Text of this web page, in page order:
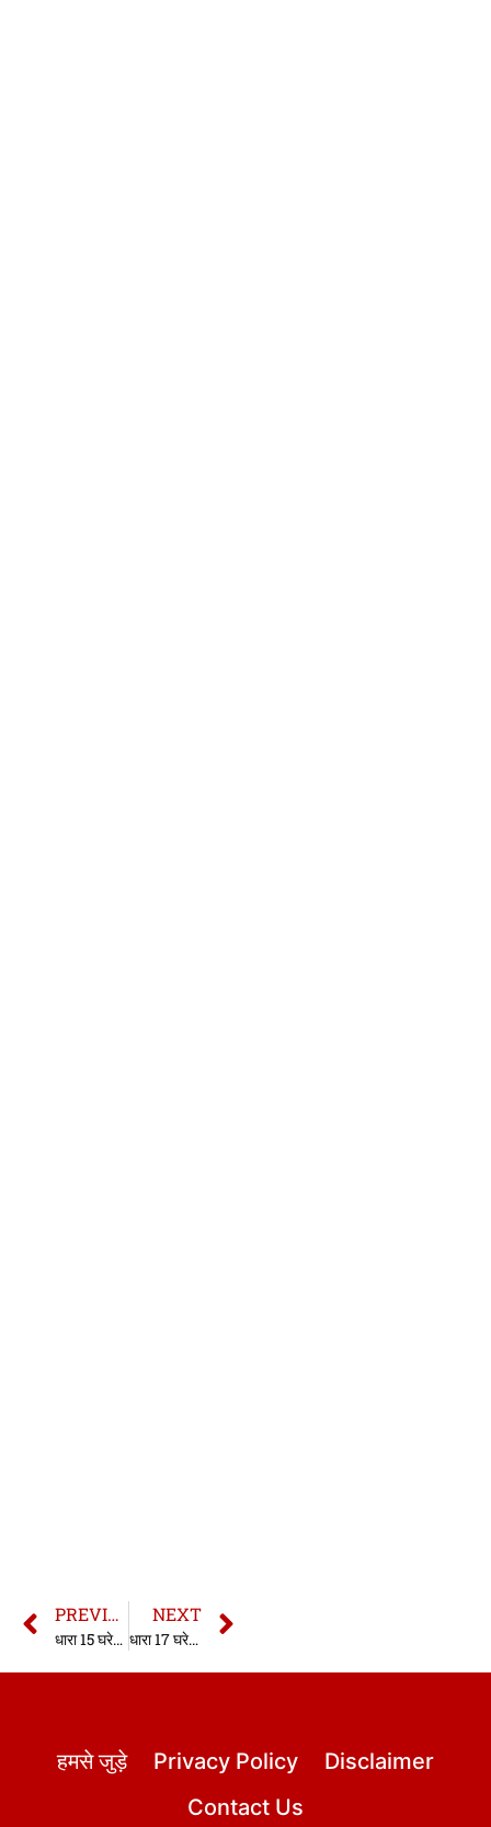
PREVIOUS
धारा 15 घरेलू हिंसा अधिनियम 2005 | Section 15 Domestic Violence Act in hindi
NEXT
धारा 17 घरेलू हिंसा अधिनियम 2005 | Section 17 Domestic Violence Act in hindi
हमसे जुड़े Privacy Policy
Disclaimer
Contact Us